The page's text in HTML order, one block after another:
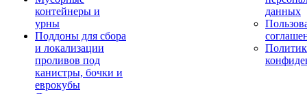
контейнеры и
урны
Поддоны для сбора
и локализации
проливов под
канистры, бочки и
еврокубы
данных